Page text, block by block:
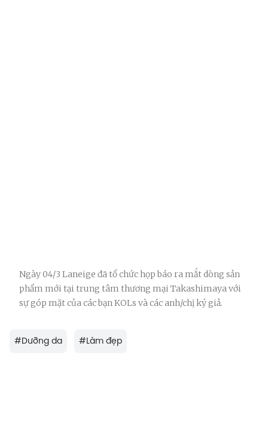
Ngày 04/3 Laneige đã tổ chức họp báo ra mắt dòng sản
phẩm mới tại trung tâm thương mại Takashimaya với
sự góp mặt của các bạn KOLs và các anh/chị ký giả.
#Dưỡng da #Làm đẹp